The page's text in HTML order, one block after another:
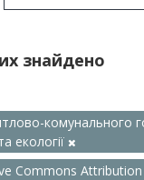
знайдено
комунального
екології
Commons Attribution